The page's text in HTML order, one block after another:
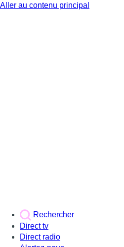
Aller au contenu principal
Rechercher
Direct tv
Direct radio